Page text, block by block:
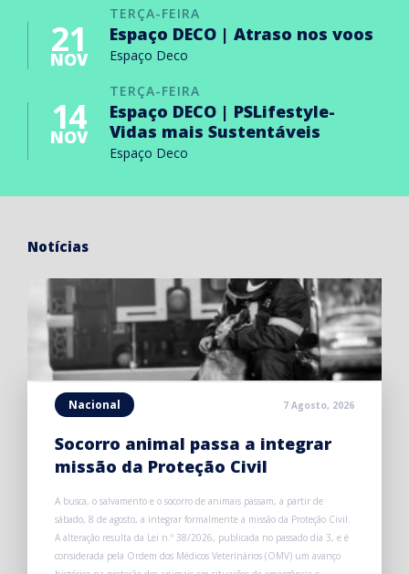
TERÇA-FEIRA
21
NOV
Espaço DECO | Atraso nos voos
Espaço Deco
TERÇA-FEIRA
14
NOV
Espaço DECO | PSLifestyle-
Vidas mais Sustentáveis
Espaço Deco
Notícias
Nacional 7 Agosto, 2026
Socorro animal passa a integrar
missão da Proteção Civil
A busca, o salvamento e o socorro de animais passam, a partir de
sábado, 8 de agosto, a integrar formalmente a missão da Proteção Civil.
A alteração resulta da Lei n.º 38/2026, publicada no passado dia 3, e é
considerada pela Ordem dos Médicos Veterinários (OMV) um avanço